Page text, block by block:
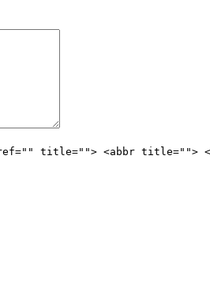
title=""> <abbr title="">